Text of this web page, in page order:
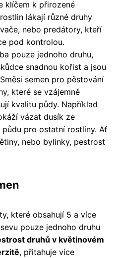
klíčem k přirozené
lákají různé druhy
nebo predátory, kteří
pod kontrolou.
pouze jednoho druhu,
snadnou kořist a jsou
semen pro pěstování
které se vzájemně
kvalitu půdy. Například
vázat dusík ze
pro ostatní rostliny. Ať
nebo bylinky, pestrost
které obsahují 5 a více
pouze jednoho druhu
druhů v květinovém
, přitahuje více